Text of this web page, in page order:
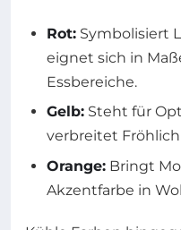
Rot: Symbolisiert
eignet sich in
Essbereiche.
Gelb: Steht für
verbreitet
Orange: Bringt
Akzentfarbe in